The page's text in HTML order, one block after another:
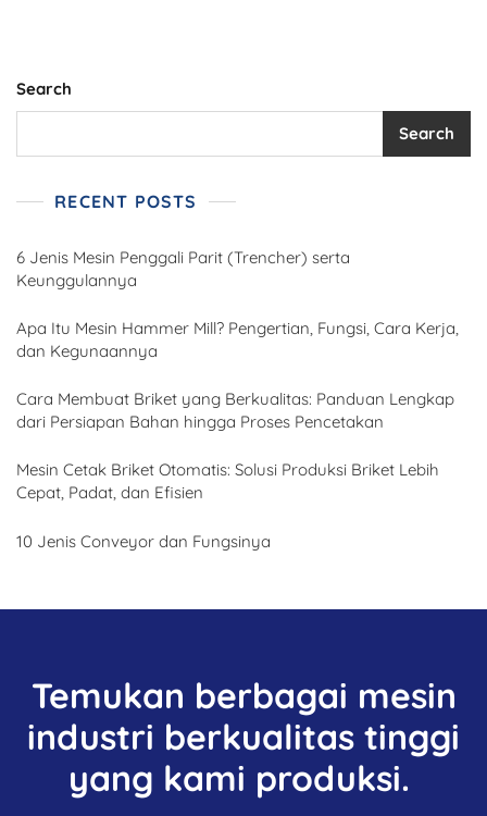
Search
Search
RECENT POSTS
6 Jenis Mesin Penggali Parit (Trencher) serta
Keunggulannya
Apa Itu Mesin Hammer Mill? Pengertian, Fungsi, Cara Kerja,
dan Kegunaannya
Cara Membuat Briket yang Berkualitas: Panduan Lengkap
dari Persiapan Bahan hingga Proses Pencetakan
Mesin Cetak Briket Otomatis: Solusi Produksi Briket Lebih
Cepat, Padat, dan Efisien
10 Jenis Conveyor dan Fungsinya
Temukan berbagai mesin
industri berkualitas tinggi
yang kami produksi.